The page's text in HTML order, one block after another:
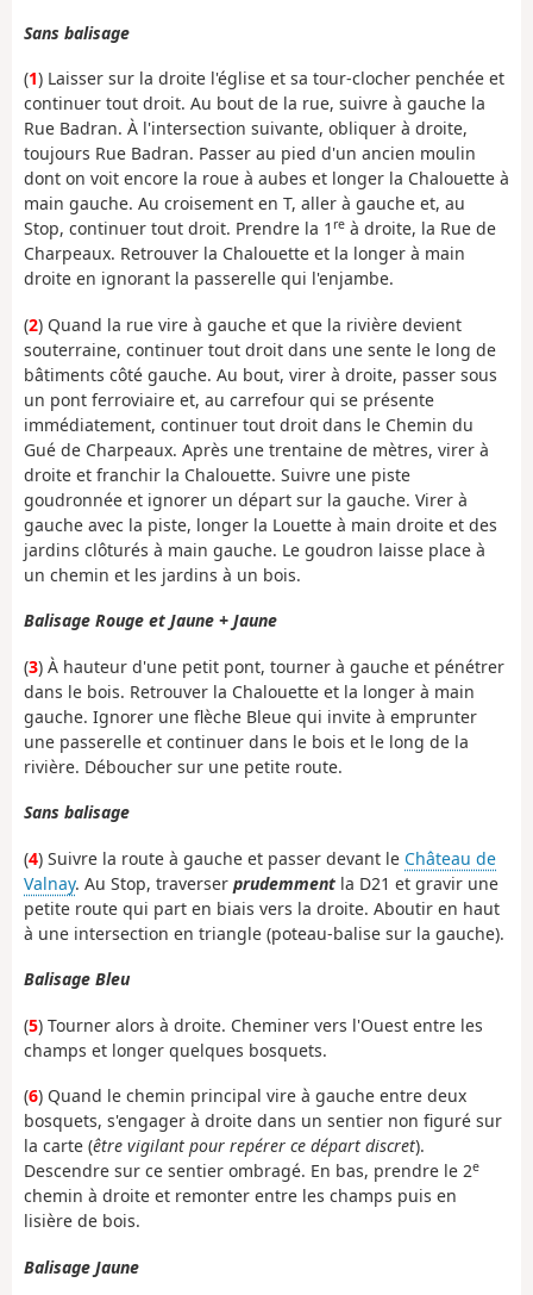
Sans balisage
(1) Laisser sur la droite l'église et sa tour-clocher penchée et
continuer tout droit. Au bout de la rue, suivre à gauche la
Rue Badran. À l'intersection suivante, obliquer à droite,
toujours Rue Badran. Passer au pied d'un ancien moulin
dont on voit encore la roue à aubes et longer la Chalouette à
main gauche. Au croisement en T, aller à gauche et, au
Stop, continuer tout droit. Prendre la 1 re à droite, la Rue de
Charpeaux. Retrouver la Chalouette et la longer à main
droite en ignorant la passerelle qui l'enjambe.
(2) Quand la rue vire à gauche et que la rivière devient
souterraine, continuer tout droit dans une sente le long de
bâtiments côté gauche. Au bout, virer à droite, passer sous
un pont ferroviaire et, au carrefour qui se présente
immédiatement, continuer tout droit dans le Chemin du
Gué de Charpeaux. Après une trentaine de mètres, virer à
droite et franchir la Chalouette. Suivre une piste
goudronnée et ignorer un départ sur la gauche. Virer à
gauche avec la piste, longer la Louette à main droite et des
jardins clôturés à main gauche. Le goudron laisse place à
un chemin et les jardins à un bois.
Balisage Rouge et Jaune + Jaune
(3) À hauteur d'une petit pont, tourner à gauche et pénétrer
dans le bois. Retrouver la Chalouette et la longer à main
gauche. Ignorer une flèche Bleue qui invite à emprunter
une passerelle et continuer dans le bois et le long de la
rivière. Déboucher sur une petite route.
Sans balisage
(4) Suivre la route à gauche et passer devant le Château de
Valnay. Au Stop, traverser prudemment la D21 et gravir une
petite route qui part en biais vers la droite. Aboutir en haut
à une intersection en triangle (poteau-balise sur la gauche).
Balisage Bleu
(5) Tourner alors à droite. Cheminer vers l'Ouest entre les
champs et longer quelques bosquets.
(6) Quand le chemin principal vire à gauche entre deux
bosquets, s'engager à droite dans un sentier non figuré sur
la carte (être vigilant pour repérer ce départ discret).
Descendre sur ce sentier ombragé. En bas, prendre le 2e
chemin à droite et remonter entre les champs puis en
lisière de bois.
Balisage Jaune